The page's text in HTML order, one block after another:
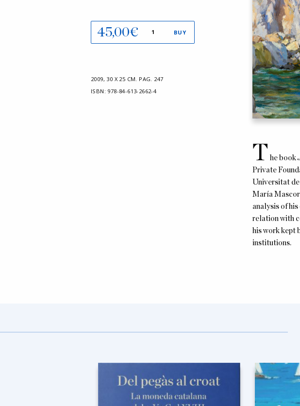
45,00€ BUY
2009, 30 X 25 CM. PAG. 247
ISBN: 978-84-613-2662-4
T he book
Private
Universitat
María
analysis of
relation with
his work kept
institutions.